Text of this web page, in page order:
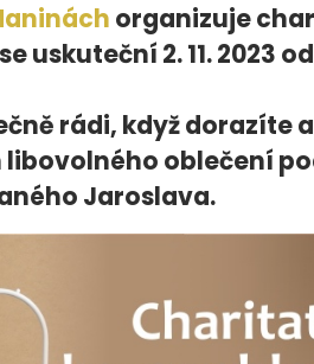
organizuje
uskuteční 2. 11. 2023
rádi, když dorazíte a
libovolného oblečení
Jaroslava.